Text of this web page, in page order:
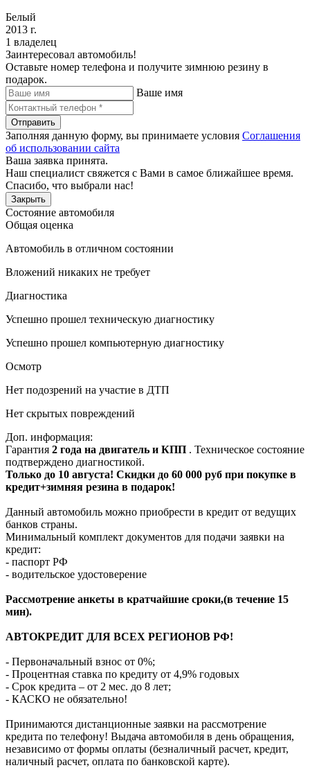
Белый
2013 г.
1 владелец
Заинтересовал автомобиль!
Оставьте номер телефона и получите зимнюю резину в
подарок.
Ваше имя
Отправить
Заполняя данную форму, вы принимаете условия Соглашения
об использовании сайта
Ваша заявка принята.
Наш специалист свяжется с Вами в самое ближайшее время.
Спасибо, что выбрали нас!
Закрыть
Состояние автомобиля
Общая оценка
Автомобиль в отличном состоянии
Вложений никаких не требует
Диагностика
Успешно прошел техническую диагностику
Успешно прошел компьютерную диагностику
Осмотр
Нет подозрений на участие в ДТП
Нет скрытых повреждений
Доп. информация:
Гарантия 2 года на двигатель и КПП . Техническое состояние
подтверждено диагностикой.
Только до 10 августа! Скидки до 60 000 руб при покупке в
кредит+зимняя резина в подарок!
Данный автомобиль можно приобрести в кредит от ведущих
банков страны.
Минимальный комплект документов для подачи заявки на
кредит:
- паспорт РФ
- водительское удостоверение
Рассмотрение анкеты в кратчайшие сроки,(в течение 15
мин).
АВТОКРЕДИТ ДЛЯ ВСЕХ РЕГИОНОВ РФ!
- Первоначальный взнос от 0%;
- Процентная ставка по кредиту от 4,9% годовых
- Срок кредита – от 2 мес. до 8 лет;
- КАСКО не обязательно!
Принимаются дистанционные заявки на рассмотрение
кредита по телефону! Выдача автомобиля в день обращения,
независимо от формы оплаты (безналичный расчет, кредит,
наличный расчет, оплата по банковской карте).